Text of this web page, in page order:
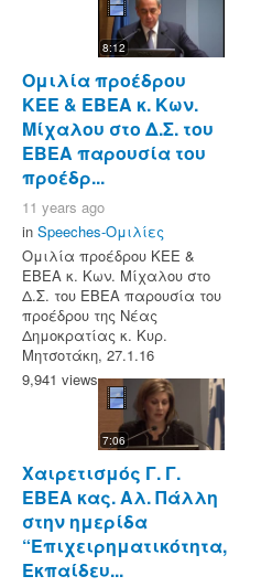
8:12
Ομιλία προέδρου
ΚΕΕ & ΕΒΕΑ κ. Κων.
Μίχαλου στο Δ.Σ. του
ΕΒΕΑ παρουσία του
προέδρ...
11 years ago
in Speeches-Ομιλίες
Ομιλία προέδρου ΚΕΕ &
ΕΒΕΑ κ. Κων. Μίχαλου στο
Δ.Σ. του ΕΒΕΑ παρουσία του
προέδρου της Νέας
Δημοκρατίας κ. Κυρ.
Μητσοτάκη, 27.1.16
9,941 views
7:06
Χαιρετισμός Γ. Γ.
ΕΒΕΑ κας. Αλ. Πάλλη
στην ημερίδα
“Eπιχειρηματικότητα,
Εκπαίδευ...